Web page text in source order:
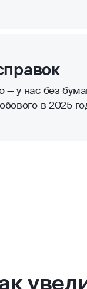
у нас без
в 2025